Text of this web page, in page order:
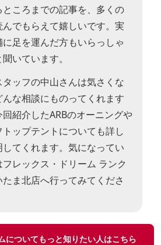
ところまでの記事を、多くの
んでもらえて嬉しいです。実
に足を運んだ方もいらっしゃ
いています。
タッフの中山さんは気さくな
んな相談にものってくれます
回紹介したARBのオーニングや
トップテントについても詳し
してくれます。気になってい
フレックス・ドリーム ランク
たま北店へ行ってみてくださ
についてもっと知りたい人はこちら